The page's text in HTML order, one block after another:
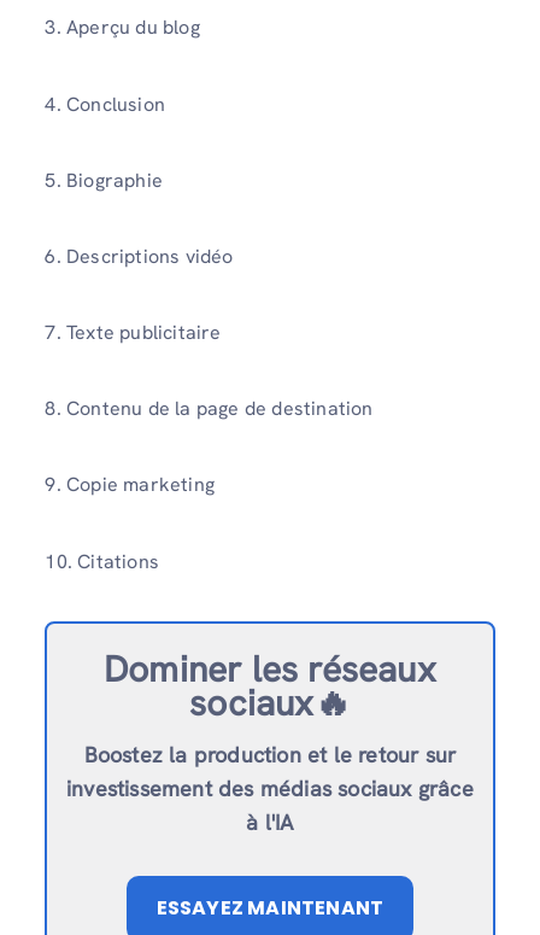
3. Aperçu du blog
4. Conclusion
5. Biographie
6. Descriptions vidéo
7. Texte publicitaire
8. Contenu de la page de destination
9. Copie marketing
10. Citations
Dominer les réseaux
sociaux🔥
Boostez la production et le retour sur
investissement des médias sociaux grâce
à l'IA
ESSAYEZ MAINTENANT